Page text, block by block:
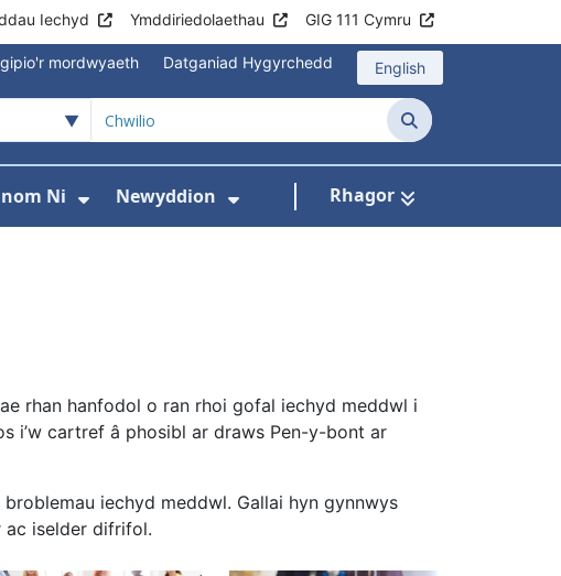
Iechyd Ymddiriedolaethau GIG 111 Cymru
mordwyaeth Datganiad Hygyrchedd English
Chwilio
Ni Newyddion Rhagor
rhan hanfodol o ran rhoi gofal iechyd meddwl i
i’w cartref â phosibl ar draws Pen-y-bont ar
iechyd meddwl. Gallai hyn gynnwys
ac iselder difrifol.